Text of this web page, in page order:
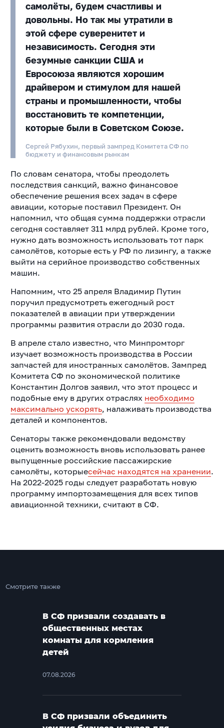
самолёты, будем счастливы и
довольны. Но так мы утратили в
этой сфере суверенитет и
независимость. Сегодня эти
безумные санкции США и
Евросоюза являются хорошим
драйвером и стимулом для нашей
страны и промышленности, чтобы
восстановить те компетенции,
которые были в Советском Союзе.
Сергей Рябухин, первый зампред Комитета СФ по
бюджету и финансовым рынкам
По словам сенатора, чтобы преодолеть
последствия санкций, важно финансовое
обеспечение решения всех задач в сфере
авиации, которые поставил Президент. Он
напомнил, что общая сумма поддержки отрасли
сегодня составляет 311 млрд рублей. Кроме того,
нужно дать возможность использовать тот парк
самолётов, которые есть у РФ по лизингу, а также
выйти на серийное производство собственных
машин.
Напомним, что 25 апреля Владимир Путин
поручил предусмотреть ежегодный рост
показателей в авиации при утверждении
программы развития отрасли до 2030 года.
В апреле стало известно, что Минпромторг
изучает возможность производства в России
запчастей для иностранных самолётов. Зампред
Комитета СФ по экономической политике
Константин Долгов заявил, что этот процесс и
подобные ему в других отраслях необходимо
максимально ускорять, налаживать производства
деталей и компонентов.
Сенаторы также рекомендовали ведомству
оценить возможность вновь использовать ранее
выпущенные российские пассажирские
самолёты, которыесейчас находятся на хранении.
На 2022-2025 годы следует разработать новую
программу импортозамещения для всех типов
авиационной техники, считают в СФ.
Смотрите также
В СФ призвали создавать в
общественных местах
комнаты для кормления
детей
07.08.2026
В СФ призвали объединить